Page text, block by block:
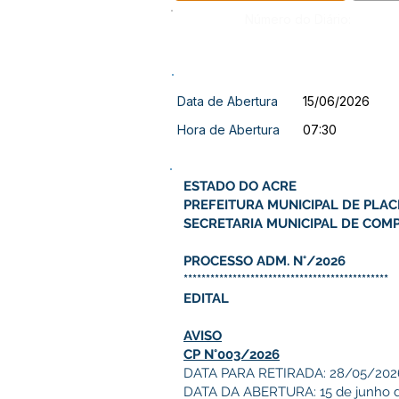
Data de Abertura
15/06/2026
Hora de Abertura
07:30
ESTADO DO ACRE
PREFEITURA MUNICIPAL DE
SECRETARIA MUNICIPAL DE
PROCESSO ADM. N°/2026
**********************************************
EDITAL
AVISO
CP N°003/2026
DATA PARA RETIRADA: 28/05/
DATA DA ABERTURA: 15 de junho